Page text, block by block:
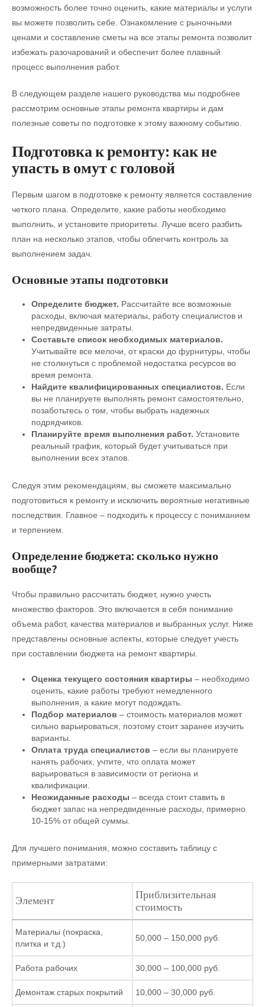
возможность более точно оценить, какие материалы и услуги
вы можете позволить себе. Ознакомление с рыночными
ценами и составление сметы на все этапы ремонта позволит
избежать разочарований и обеспечит более плавный
процесс выполнения работ.
В следующем разделе нашего руководства мы подробнее
рассмотрим основные этапы ремонта квартиры и дам
полезные советы по подготовке к этому важному событию.
Подготовка к ремонту: как не
упасть в омут с головой
Первым шагом в подготовке к ремонту является составление
четкого плана. Определите, какие работы необходимо
выполнить, и установите приоритеты. Лучше всего разбить
план на несколько этапов, чтобы облегчить контроль за
выполнением задач.
Основные этапы подготовки
Определите бюджет. Рассчитайте все возможные
расходы, включая материалы, работу специалистов и
непредвиденные затраты.
Составьте список необходимых материалов.
Учитывайте все мелочи, от краски до фурнитуры, чтобы
не столкнуться с проблемой недостатка ресурсов во
время ремонта.
Найдите квалифицированных специалистов. Если
вы не планируете выполнять ремонт самостоятельно,
позаботьтесь о том, чтобы выбрать надежных
подрядчиков.
Планируйте время выполнения работ. Установите
реальный график, который будет учитываться при
выполнении всех этапов.
Следуя этим рекомендациям, вы сможете максимально
подготовиться к ремонту и исключить вероятные негативные
последствия. Главное – подходить к процессу с пониманием
и терпением.
Определение бюджета: сколько нужно
вообще?
Чтобы правильно рассчитать бюджет, нужно учесть
множество факторов. Это включается в себя понимание
объема работ, качества материалов и выбранных услуг. Ниже
представлены основные аспекты, которые следует учесть
при составлении бюджета на ремонт квартиры.
Оценка текущего состояния квартиры – необходимо
оценить, какие работы требуют немедленного
выполнения, а какие могут подождать.
Подбор материалов – стоимость материалов может
сильно варьироваться, поэтому стоит заранее изучить
варианты.
Оплата труда специалистов – если вы планируете
нанять рабочих, учтите, что оплата может
варьироваться в зависимости от региона и
квалификации.
Неожиданные расходы – всегда стоит ставить в
бюджет запас на непредвиденные расходы, примерно
10-15% от общей суммы.
Для лучшего понимания, можно составить таблицу с
примерными затратами:
Элемент
Приблизительная
стоимость
Материалы (покраска,
плитка и т.д.)
50,000 – 150,000 руб.
Работа рабочих 30,000 – 100,000 руб.
Демонтаж старых покрытий 10,000 – 30,000 руб.